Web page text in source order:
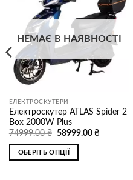
Додати
до
списку
бажань
НЕМАЄ В НАЯВНОСТІ
ЕЛЕКТРОСКУТЕРИ
Електроскутер ATLAS Spider 2
Box 2000W Plus
74999.00₴ Оригінальна
74999.00 ₴.
58999.00 ₴Поточна
ОБЕРІТЬ ОПЦІЇ